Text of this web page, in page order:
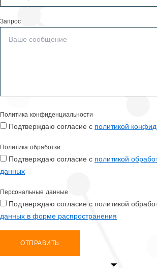
Запрос
Политика конфиденциальности
Подтверждаю согласие с политикой
Политика обработки
Подтверждаю согласие с политикой
данных
Персональные данные
Подтверждаю согласие с политикой
данных в форме распространения
ОТПРАВИТЬ